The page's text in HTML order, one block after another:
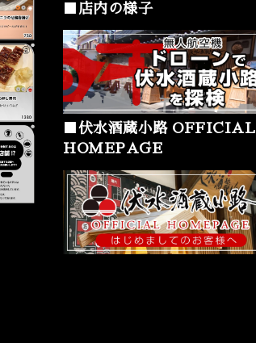
■店内の様子
■伏水酒蔵小路 OFFICIAL
HOMEPAGE